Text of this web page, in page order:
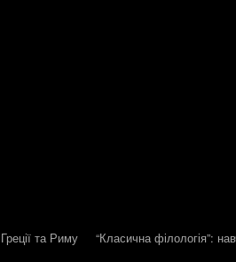
та Риму
“Класична філологія”: